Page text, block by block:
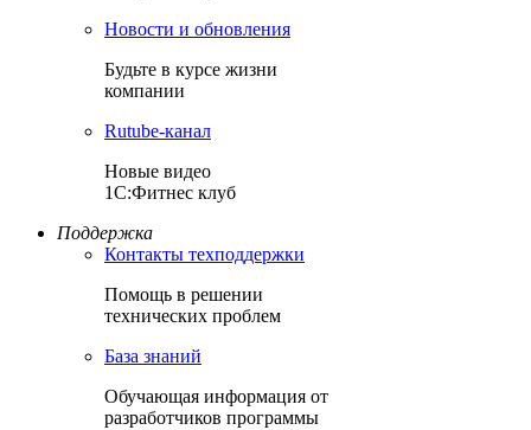
Новости и обновления
Будьте в курсе жизни
компании
Rutube-канал
Новые видео
1С:Фитнес клуб
Поддержка
Контакты техподдержки
Помощь в решении
технических проблем
База знаний
Обучающая информация от
разработчиков программы